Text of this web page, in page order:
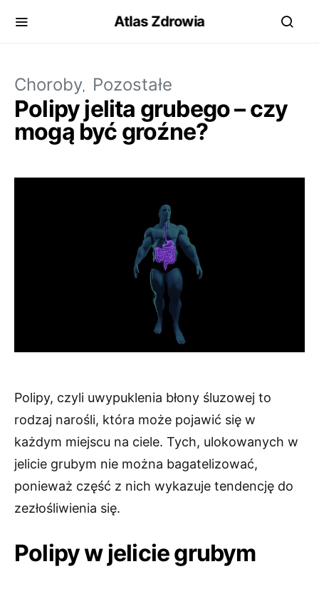
Atlas Zdrowia
Choroby Pozostałe
Polipy jelita grubego – czy
mogą być groźne?
Polipy, czyli uwypuklenia błony śluzowej to
rodzaj narośli, która może pojawić się w
każdym miejscu na ciele. Tych, ulokowanych w
jelicie grubym nie można bagatelizować,
ponieważ część z nich wykazuje tendencję do
zezłośliwienia się.
Polipy w jelicie grubym